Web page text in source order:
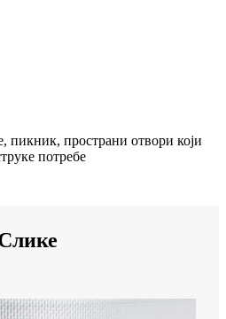
пространи отвори који
потребе